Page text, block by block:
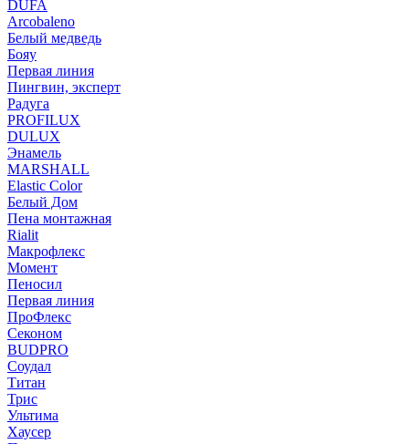
DUFA
Arcobaleno
Белый медведь
Бояу
Первая линия
Пингвин, эксперт
Радуга
PROFILUX
DULUX
Энамель
MARSHALL
Elastic Color
Белый Дом
Пена монтажная
Rialit
Макрофлекс
Момент
Пеносил
Первая линия
ПроФлекс
Секоном
BUDPRO
Соудал
Титан
Трис
Ультима
Хаусер